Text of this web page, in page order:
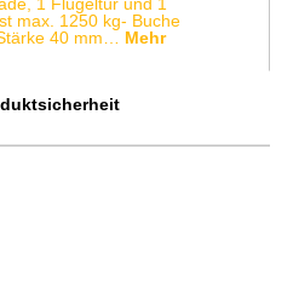
max. 1250 kg- Buche
40 mm… Mehr